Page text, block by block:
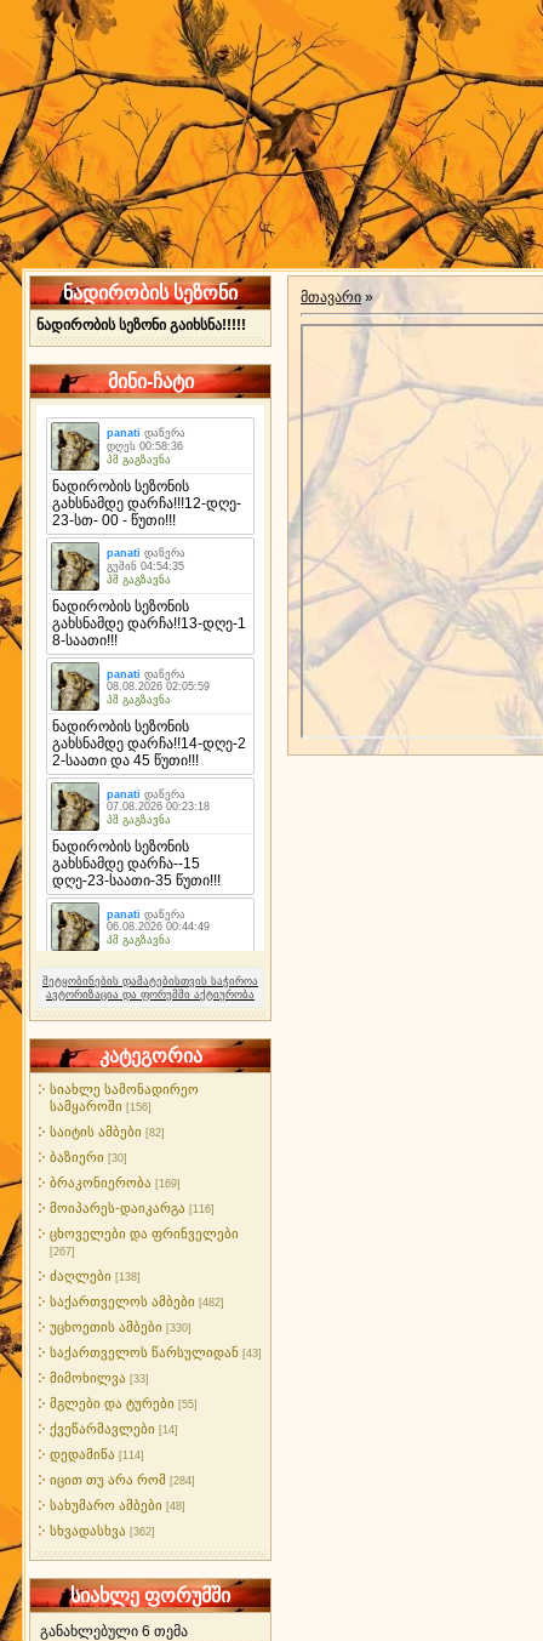
ნადირობის სეზონი
ნადირობის სეზონი გაიხსნა!!!!!
მინი-ჩატი
შეტყობინების დამატებისთვის საჭიროა
ავტორიზაცია და ფორუმში აქტიურობა
კატეგორია
სიახლე სამონადირეო
სამყაროში [156]
საიტის ამბები [82]
ბაზიერი [30]
ბრაკონიერობა [169]
მოიპარეს-დაიკარგა [116]
ცხოველები და ფრინველები
[267]
ძაღლები [138]
საქართველოს ამბები [482]
უცხოეთის ამბები [330]
საქართველოს წარსულიდან [43]
მიმოხილვა [33]
მგლები და ტურები [55]
ქვეწარმავლები [14]
დედამიწა [114]
იცით თუ არა რომ [284]
სახუმარო ამბები [48]
სხვადასხვა [362]
სიახლე ფორუმში
განახლებული 6 თემა
მთავარი »